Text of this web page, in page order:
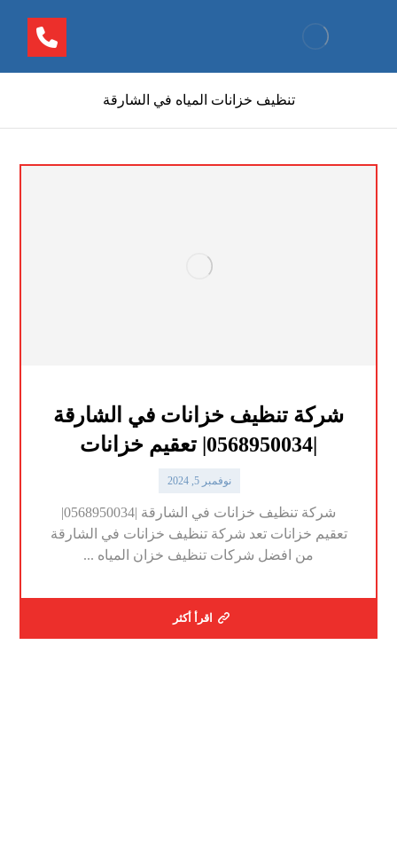
تنظيف خزانات المياه في الشارقة
شركة تنظيف خزانات في الشارقة
|0568950034| تعقيم خزانات
نوفمبر 5, 2024
شركة تنظيف خزانات في الشارقة |0568950034|
تعقيم خزانات تعد شركة تنظيف خزانات في الشارقة
من افضل شركات تنظيف خزان المياه ...
اقرأ أكثر